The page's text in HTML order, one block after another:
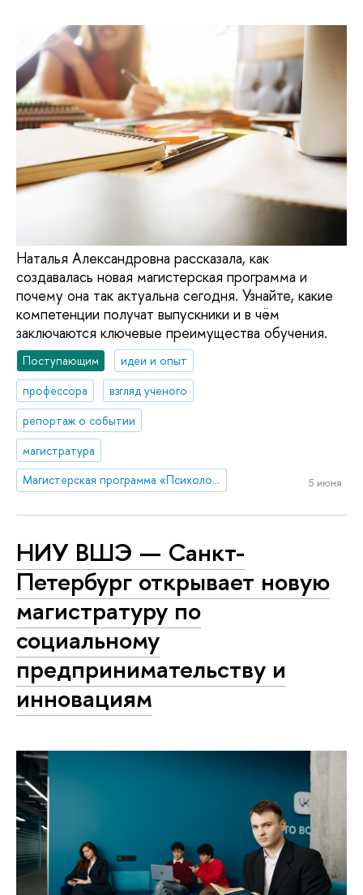
Наталья Александровна рассказала, как
создавалась новая магистерская программа и
почему она так актуальна сегодня. Узнайте, какие
компетенции получат выпускники и в чём
заключаются ключевые преимущества обучения.
Поступающим
идеи и опыт
профессора
взгляд ученого
репортаж о событии
магистратура
Магистерская программа «Психологическое сопровождение в сфере управления здоровьем и благополучием»
5 июня
НИУ ВШЭ — Санкт-
Петербург открывает новую
магистратуру по
социальному
предпринимательству и
инновациям